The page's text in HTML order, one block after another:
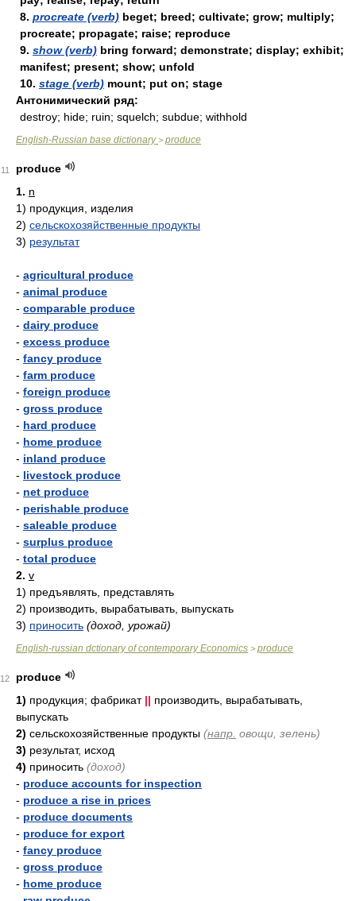
8. procreate (verb) beget; breed; cultivate; grow; multiply;
procreate; propagate; raise; reproduce
9. show (verb) bring forward; demonstrate; display; exhibit;
manifest; present; show; unfold
10. stage (verb) mount; put on; stage
Антонимический ряд:
destroy; hide; ruin; squelch; subdue; withhold
English-Russian base dictionary> produce
11
produce
1. n
1) продукция, изделия
2) сельскохозяйственные продукты
3) результат
- agricultural produce
- animal produce
- comparable produce
- dairy produce
- excess produce
- fancy produce
- farm produce
- foreign produce
- gross produce
- hard produce
- home produce
- inland produce
- livestock produce
- net produce
- perishable produce
- saleable produce
- surplus produce
- total produce
2. v
1) предъявлять, представлять
2) производить, вырабатывать, выпускать
3) приносить (доход, урожай)
English-russian dctionary of contemporary Economics > produce
12
produce
1) продукция; фабрикат || производить, вырабатывать,
выпускать
2) сельскохозяйственные продукты (напр. овощи, зелень)
3) результат, исход
4) приносить (доход)
- produce accounts for inspection
- produce a rise in prices
- produce documents
- produce for export
- fancy produce
- gross produce
- home produce